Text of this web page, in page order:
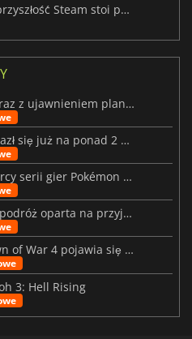
Projekt Helix znów w grze, przyszłość Steam stoi pod znakiem zapytania
MARVEL Tōkon debiutuje wraz z ujawnieniem planu rozwoju na pierwszy rok
Resident Evil: Veronica znalazł się już na ponad 2 milionach list życzeń
Beast of Reincarnation: twórcy serii gier Pokémon wkraczają na nową ścieżkę
Big Walk już w sprzedaży – podróż oparta na przyjaźni
W Warhammer 40,000: Dawn of War 4 pojawia się frakcja Nekronów
3: Hell Rising